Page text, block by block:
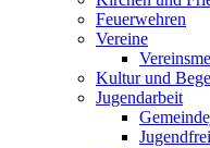
Feuerwehren
Vereine
Kultur und
Jugendarbeit